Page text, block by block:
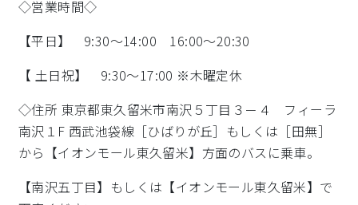
◇営業時間◇
【平日】 9:30～14:00 16:00～20:30
【 土日祝】 9:30～17:00 ※木曜定休
◇住所 東京都東久留米市南沢５丁目３－４ フィーラ
南沢１F 西武池袋線［ひばりが丘］もしくは［田無］
から【イオンモール東久留米】方面のバスに乗車。
【南沢五丁目】もしくは【イオンモール東久留米】で